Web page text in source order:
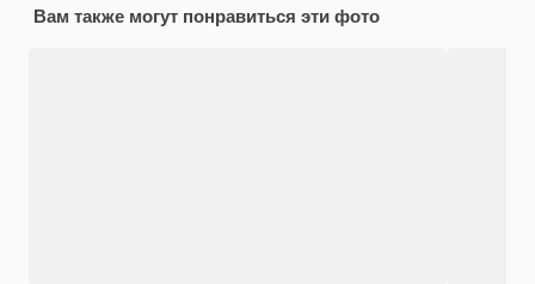
Вам также могут понравиться эти фото